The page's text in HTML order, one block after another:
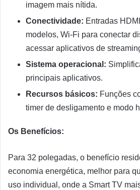
imagem mais nítida.
Conectividade: Entradas
modelos, Wi-Fi para conectar
acessar aplicativos de
Sistema operacional:
principais aplicativos.
Recursos básicos: Funções
timer de desligamento e modo
Os Benefícios:
Para 32 polegadas, o benefício
economia energética, melhor para
uso individual, onde a Smart TV